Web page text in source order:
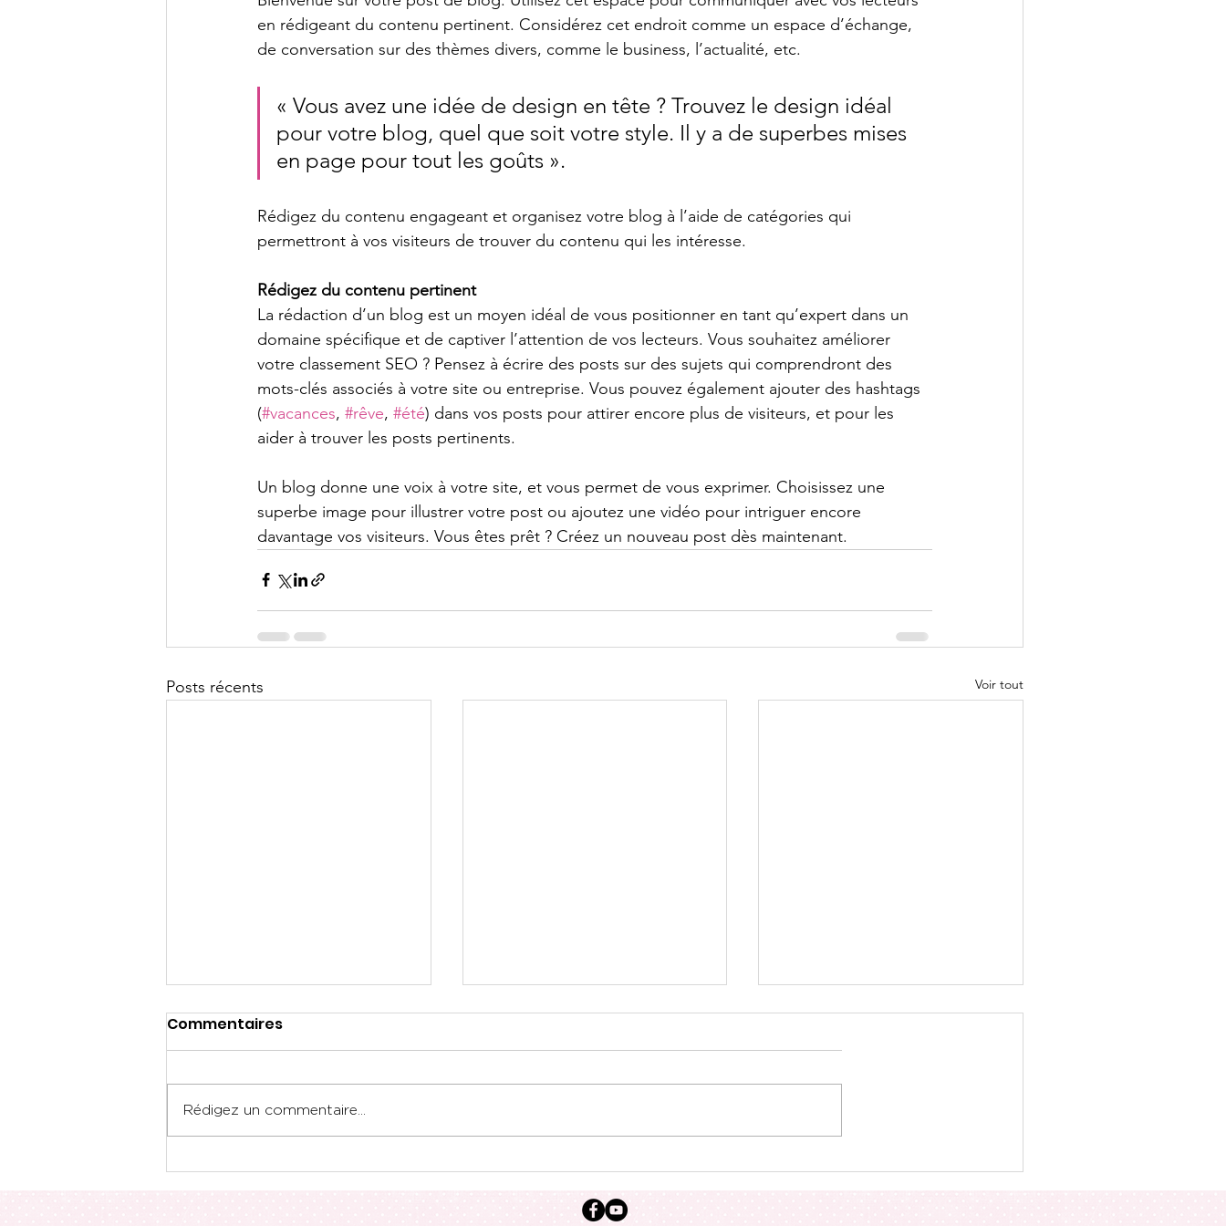
en rédigeant du contenu pertinent. Considérez cet endroit comme un espace d’échange,
de conversation sur des thèmes divers, comme le business, l’actualité, etc.
« Vous avez une idée de design en tête ? Trouvez le design idéal
pour votre blog, quel que soit votre style. Il y a de superbes mises
en page pour tout les goûts ».
Rédigez du contenu engageant et organisez votre blog à l’aide de catégories qui
permettront à vos visiteurs de trouver du contenu qui les intéresse.
Rédigez du contenu pertinent
La rédaction d’un blog est un moyen idéal de vous positionner en tant qu’expert dans un
domaine spécifique et de captiver l’attention de vos lecteurs. Vous souhaitez améliorer
votre classement SEO ? Pensez à écrire des posts sur des sujets qui comprendront des
mots-clés associés à votre site ou entreprise. Vous pouvez également ajouter des hashtags
(#vacances, #rêve, #été) dans vos posts pour attirer encore plus de visiteurs, et pour les
aider à trouver les posts pertinents.
Un blog donne une voix à votre site, et vous permet de vous exprimer. Choisissez une
superbe image pour illustrer votre post ou ajoutez une vidéo pour intriguer encore
davantage vos visiteurs. Vous êtes prêt ? Créez un nouveau post dès maintenant.
Posts récents Voir tout
L'équipe féminine de
Les femmes ont plus de
Les pays qui ont le
Commentaires
Rédigez un commentaire...